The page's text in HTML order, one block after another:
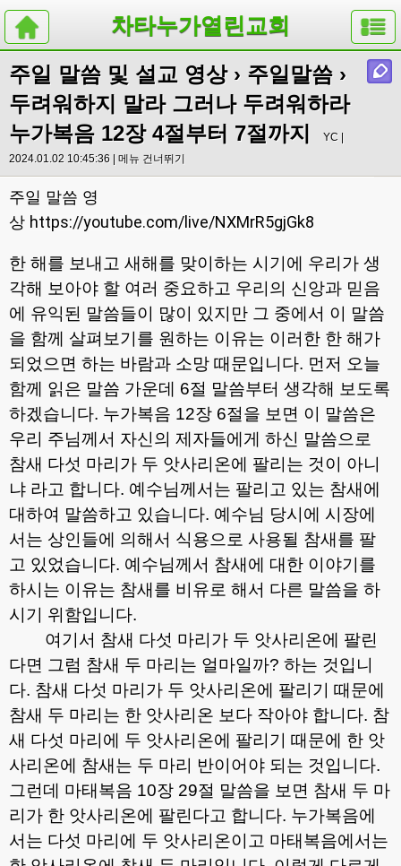
차타누가열린교회
주일 말씀 및 설교 영상› 주일말씀 ›
두려워하지 말라 그러나 두려워하라
누가복음 12장 4절부터 7절까지
YC |
2024.01.02 10:45:36 | 메뉴 건너뛰기
주일 말씀 영
상 https://youtube.com/live/NXMrR5gjGk8
한 해를 보내고 새해를 맞이하는 시기에 우리가 생
각해 보아야 할 여러 중요하고 우리의 신앙과 믿음
에 유익된 말씀들이 많이 있지만 그 중에서 이 말씀
을 함께 살펴보기를 원하는 이유는 이러한 한 해가
되었으면 하는 바람과 소망 때문입니다. 먼저 오늘
함께 읽은 말씀 가운데 6절 말씀부터 생각해 보도록
하겠습니다. 누가복음 12장 6절을 보면 이 말씀은
우리 주님께서 자신의 제자들에게 하신 말씀으로
참새 다섯 마리가 두 앗사리온에 팔리는 것이 아니
냐 라고 합니다. 예수님께서는 팔리고 있는 참새에
대하여 말씀하고 있습니다. 예수님 당시에 시장에
서는 상인들에 의해서 식용으로 사용될 참새를 팔
고 있었습니다. 예수님께서 참새에 대한 이야기를
하시는 이유는 참새를 비유로 해서 다른 말씀을 하
시기 위함입니다.
여기서 참새 다섯 마리가 두 앗사리온에 팔린
다면 그럼 참새 두 마리는 얼마일까? 하는 것입니
다. 참새 다섯 마리가 두 앗사리온에 팔리기 때문에
참새 두 마리는 한 앗사리온 보다 작아야 합니다. 참
새 다섯 마리에 두 앗사리온에 팔리기 때문에 한 앗
사리온에 참새는 두 마리 반이어야 되는 것입니다.
그런데 마태복음 10장 29절 말씀을 보면 참새 두 마
리가 한 앗사리온에 팔린다고 합니다. 누가복음에
서는 다섯 마리에 두 앗사리온이고 마태복음에서는